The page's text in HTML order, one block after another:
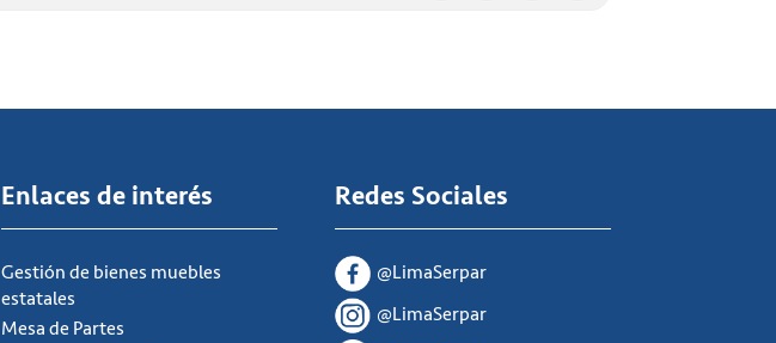
Enlaces de interés
Gestión de bienes muebles
estatales
Mesa de Partes
Redes Sociales
@LimaSerpar
@LimaSerpar